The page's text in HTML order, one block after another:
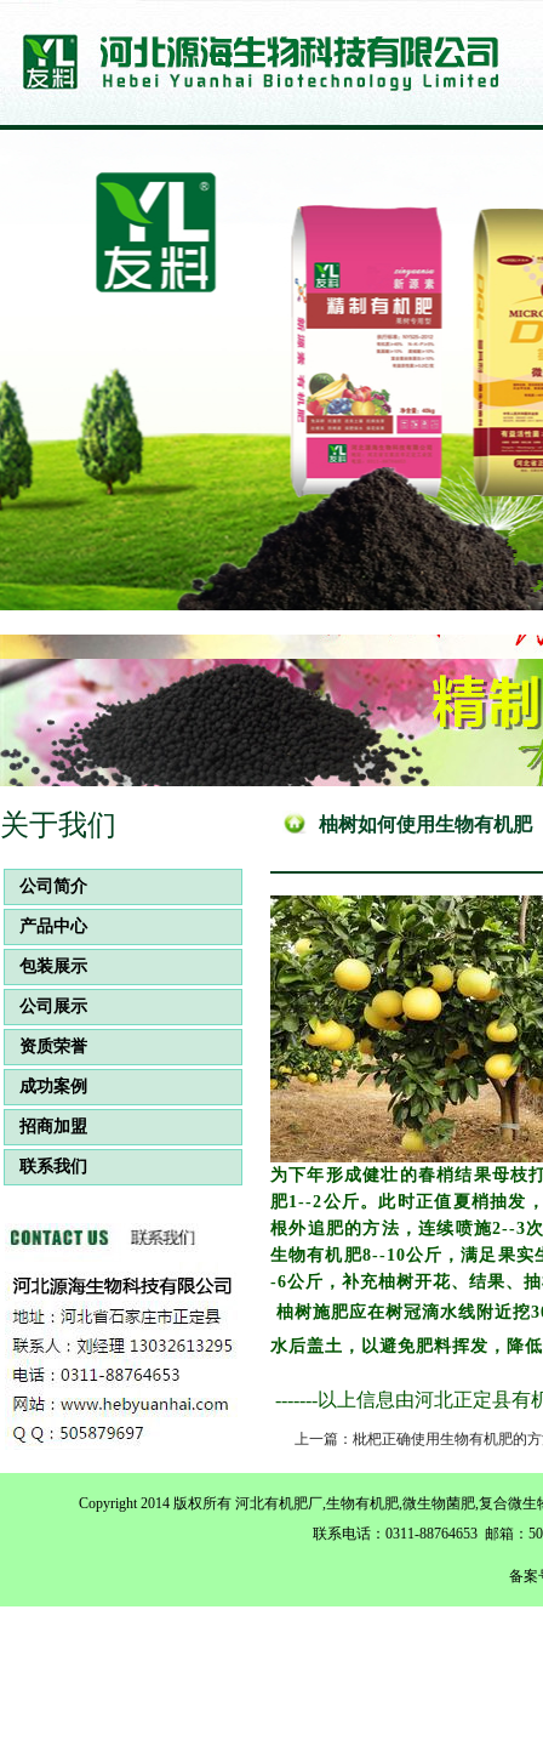
关于我们
公司简介
产品中心
包装展示
公司展示
资质荣誉
成功案例
招商加盟
联系我们
柚树如何使用生物有机肥
为下年形成健壮的春梢结果母枝
肥1--2公斤。此时正值夏梢抽发
根外追肥的方法，连续喷施2--3
生物有机肥8--10公斤，满足果实
-6公斤，补充柚树开花、结果、
柚树施肥应在树冠滴水线附近挖
水后盖土，以避免肥料挥发，降
-------以上信息由河北正定县有
上一篇：枇杷正确使用生物有机肥的
Copyright 2014 版权所有 河北有机肥厂,生物有机肥,微生物菌肥,复合
联系电话：0311-88764653 邮箱：
备案